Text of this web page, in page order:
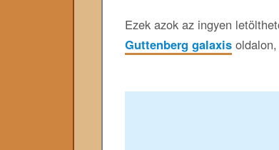
Ezek azok az ingyen
Guttenberg galaxis